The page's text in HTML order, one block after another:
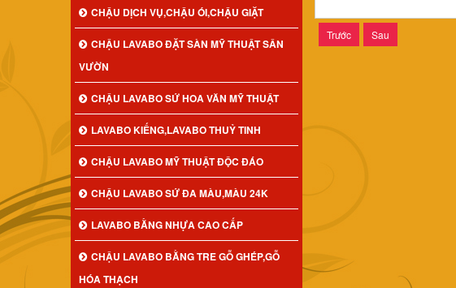
CHẬU DỊCH VỤ,CHẬU ÓI,CHẬU GIẶT
CHẬU LAVABO ĐẶT SÀN MỸ THUẬT SÂN
VƯỜN
CHẬU LAVABO SỨ HOA VĂN MỸ THUẬT
LAVABO KIẾNG,LAVABO THUỶ TINH
CHẬU LAVABO MỸ THUẬT ĐỘC ĐÁO
CHẬU LAVABO SỨ ĐA MÀU,MÀU 24K
LAVABO BẰNG NHỰA CAO CẤP
CHẬU LAVABO BẰNG TRE GỖ GHÉP,GỖ
HÓA THẠCH
Trước Sau